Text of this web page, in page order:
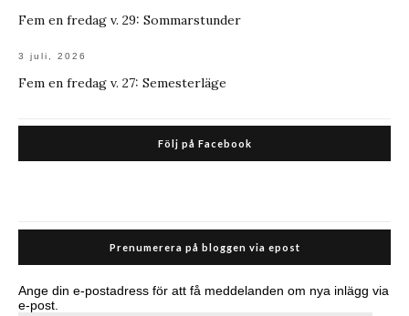
Fem en fredag v. 29: Sommarstunder
3 juli, 2026
Fem en fredag v. 27: Semesterläge
Följ på Facebook
Prenumerera på bloggen via epost
Ange din e-postadress för att få meddelanden om nya inlägg via
e-post.